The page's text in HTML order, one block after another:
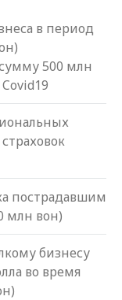
в период
500 млн
пострадавшим
млн вон)
бизнесу
во время